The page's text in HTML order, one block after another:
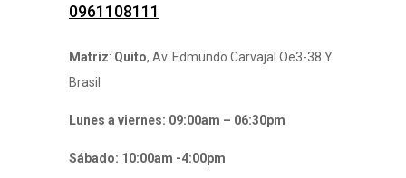
0961108111
Matriz: Quito, Av. Edmundo Carvajal Oe3-38 Y
Brasil
Lunes a viernes: 09:00am – 06:30pm
Sábado: 10:00am -4:00pm